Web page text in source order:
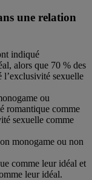
une relation
indiqué
alors que 70 % des
l’exclusivité sexuelle
ou
romantique comme
sexuelle comme
monogame ou non
comme leur idéal et
leur idéal.